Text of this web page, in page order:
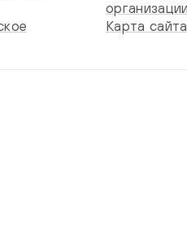
организации
Карта сайта